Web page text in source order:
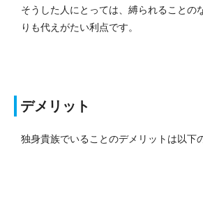
そうした人にとっては、縛られることの
りも代えがたい利点です。
デメリット
独身貴族でいることのデメリットは以下